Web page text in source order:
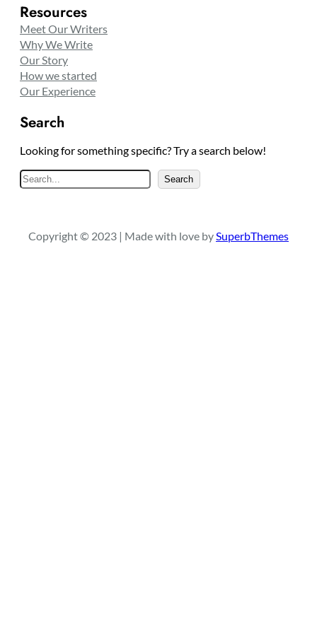
Resources
Meet Our Writers
Why We Write
Our Story
How we started
Our Experience
Search
Looking for something specific? Try a search below!
S
e
c
Search
Copyright © 2023 | Made with love by SuperbThemes